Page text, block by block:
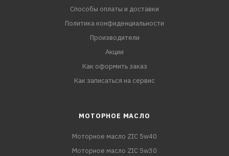
Способы оплаты и доставки
Политика конфиденциальности
Производители
Акции
Как оформить заказ
Как записаться на сервис
МОТОРНОЕ МАСЛО
Моторное масло ZIC 5w40
Моторное масло ZIC 5w30